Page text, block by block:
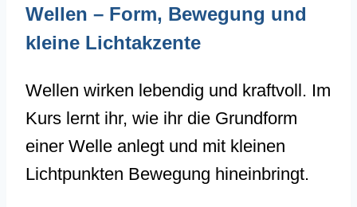
Wellen – Form, Bewegung und
kleine Lichtakzente
Wellen wirken lebendig und kraftvoll. Im
Kurs lernt ihr, wie ihr die Grundform
einer Welle anlegt und mit kleinen
Lichtpunkten Bewegung hineinbringt.